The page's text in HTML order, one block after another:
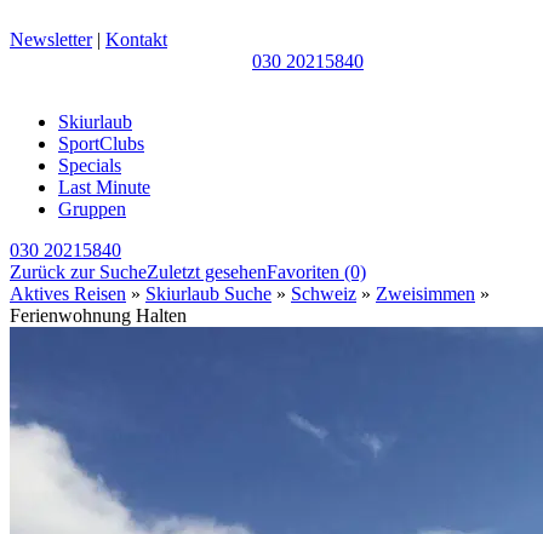
Newsletter| Kontakt
030 20215840
Skiurlaub
SportClubs
Specials
Last Minute
Gruppen
030 20215840
Zurück zur SucheZuletzt gesehenFavoriten (0)
Aktives Reisen » Skiurlaub Suche » Schweiz » Zweisimmen »
Ferienwohnung Halten